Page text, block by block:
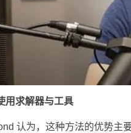
用求解器与工具
认为，这种方法的优势主